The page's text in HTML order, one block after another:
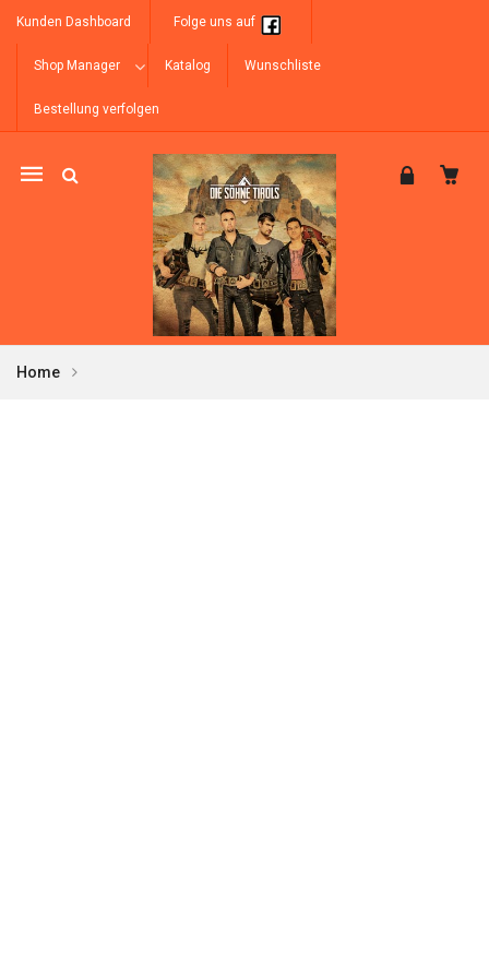
Kunden Dashboard Folge uns auf
Shop Manager Katalog Wunschliste
Bestellung verfolgen
Mobile
Home